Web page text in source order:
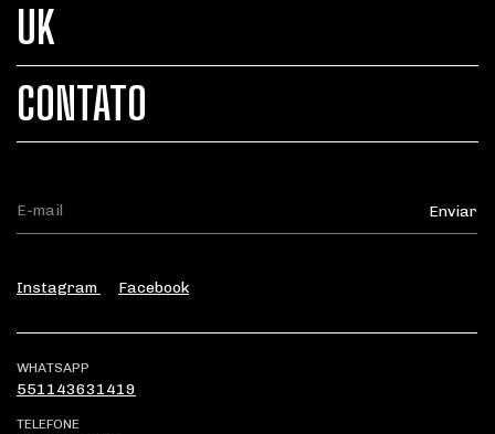
UK
CONTATO
Instagram Facebook
WHATSAPP
551143631419
TELEFONE